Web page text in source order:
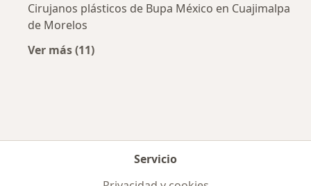
Cirujanos plásticos de Bupa México en Cuajimalpa
de Morelos
Ver más (11)
Servicio